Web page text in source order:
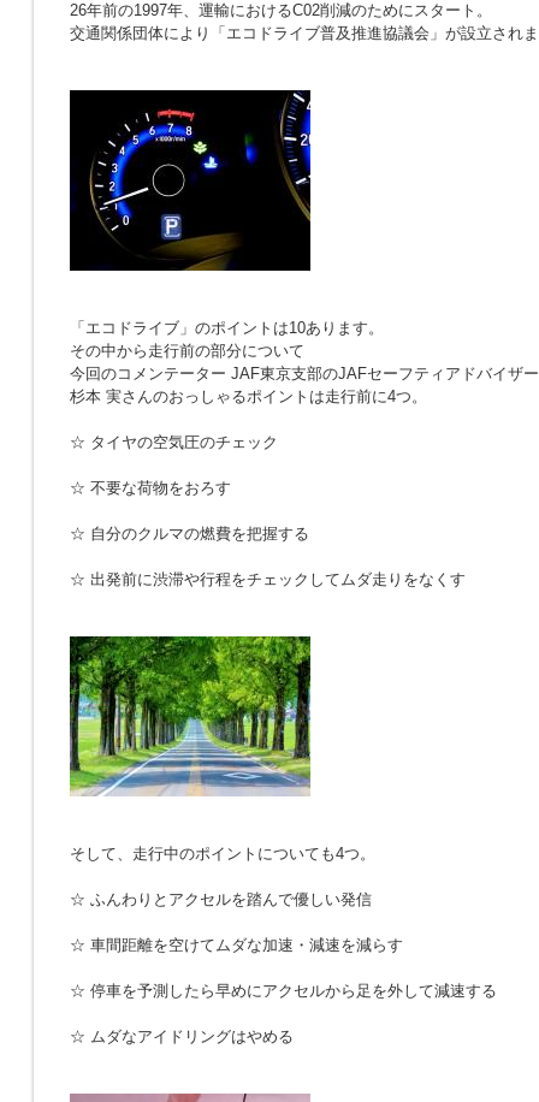
26年前の1997年、運輸におけるC02削減のためにスタート。
交通関係団体により「エコドライブ普及推進協議会」が設立され
「エコドライブ」のポイントは10あります。
その中から走行前の部分について
今回のコメンテーター JAF東京支部のJAFセーフティアドバイザー
杉本 実さんのおっしゃるポイントは走行前に4つ。
☆ タイヤの空気圧のチェック
☆ 不要な荷物をおろす
☆ 自分のクルマの燃費を把握する
☆ 出発前に渋滞や行程をチェックしてムダ走りをなくす
そして、走行中のポイントについても4つ。
☆ ふんわりとアクセルを踏んで優しい発信
☆ 車間距離を空けてムダな加速・減速を減らす
☆ 停車を予測したら早めにアクセルから足を外して減速する
☆ ムダなアイドリングはやめる